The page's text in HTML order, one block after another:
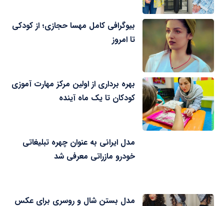
بیوگرافی کامل مهسا حجازی؛ از کودکی
تا امروز
بهره برداری از اولین مرکز مهارت آموزی
کودکان تا یک ماه آینده
مدل ایرانی به عنوان چهره تبلیغاتی
خودرو مازراتی معرفی شد
مدل بستن شال و روسری برای عکس